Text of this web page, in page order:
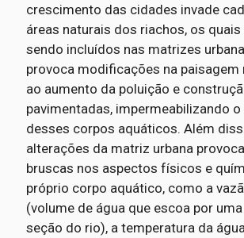
crescimento das cidades invade
áreas naturais dos riachos, os quais
sendo incluídos nas matrizes
provoca modificações na paisagem
ao aumento da poluição e
pavimentadas, impermeabilizando
desses corpos aquáticos. Além
alterações da matriz urbana
bruscas nos aspectos físicos e
próprio corpo aquático, como a
(volume de água que escoa por
seção do rio), a temperatura da